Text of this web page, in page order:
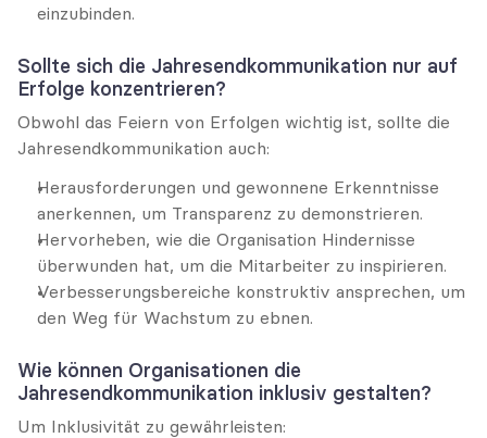
einzubinden.
Sollte sich die Jahresendkommunikation nur auf
Erfolge konzentrieren?
Obwohl das Feiern von Erfolgen wichtig ist, sollte die
Jahresendkommunikation auch:
Herausforderungen und gewonnene Erkenntnisse
anerkennen, um Transparenz zu demonstrieren.
Hervorheben, wie die Organisation Hindernisse
überwunden hat, um die Mitarbeiter zu inspirieren.
Verbesserungsbereiche konstruktiv ansprechen, um
den Weg für Wachstum zu ebnen.
Wie können Organisationen die
Jahresendkommunikation inklusiv gestalten?
Um Inklusivität zu gewährleisten: